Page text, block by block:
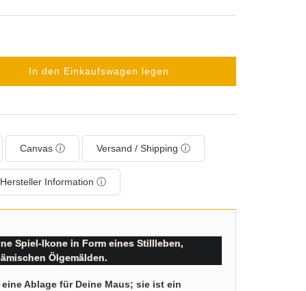
In den Einkaufswagen legen
Canvas ⓘ Versand / Shipping ⓘ
Hersteller Information ⓘ
Spiel-Ikone in Form eines Stillleben,
Ölgemälden.
Ablage für Deine Maus; sie ist ein